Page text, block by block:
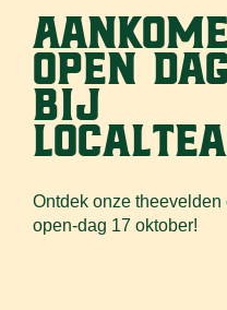
open
bij
Ontdek onze theevelden
open-dag 17 oktober!